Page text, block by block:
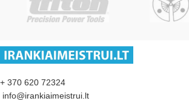
+ 370 620 72324
info@irankiaimeistrui.lt